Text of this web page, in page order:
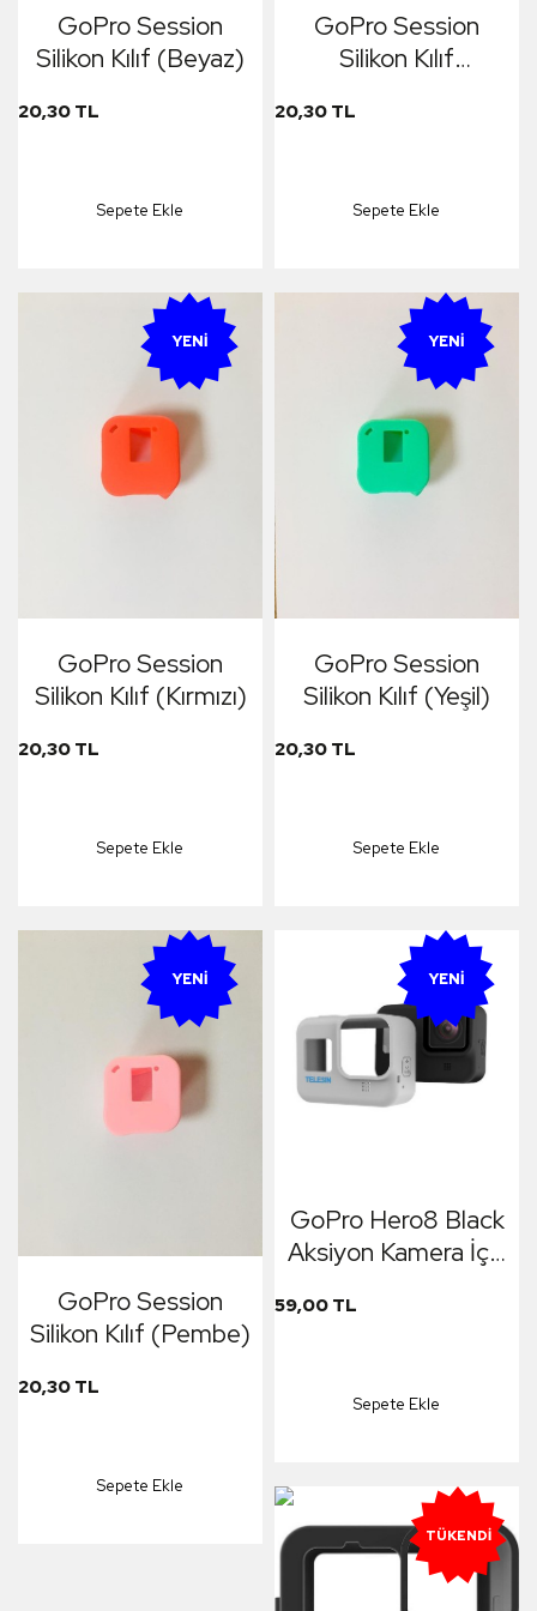
GoPro Session
Silikon Kılıf (Beyaz)
20,30 TL
Sepete Ekle
GoPro Session
Silikon Kılıf
20,30 TL
Sepete Ekle
YENI
GoPro Session
Silikon Kılıf (Kırmızı)
20,30 TL
Sepete Ekle
YENI
GoPro Session
Silikon Kılıf (Yeşil)
20,30 TL
Sepete Ekle
YENI
GoPro Session
Silikon Kılıf (Pembe)
20,30 TL
Sepete Ekle
YENI
GoPro Hero8 Black
Aksiyon Kamera İçin
Koruyucu
59,00 TL
Sepete Ekle
TÜKENDI